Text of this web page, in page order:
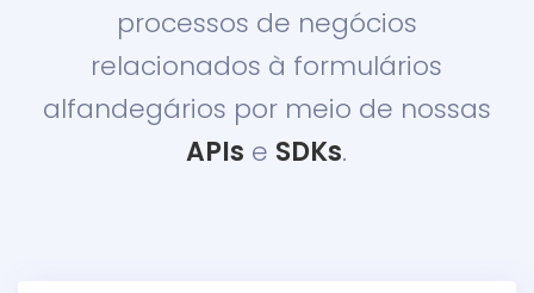
processos de negócios
relacionados à formulários
alfandegários por meio de nossas
APIs e SDKs.